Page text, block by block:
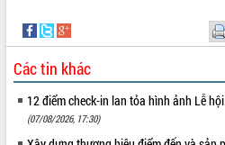
sản sống” trong dòng chảy toàn cầu
sống người dân từ những mô hình thiết
Quyết liệt tháo gỡ vướng mắc, đẩy
nhanh tiến độ các dự án trọng điểm
Các tin khác
12 điểm check-in lan tỏa hình ảnh Lễ
(07/08/2026, 17:30)